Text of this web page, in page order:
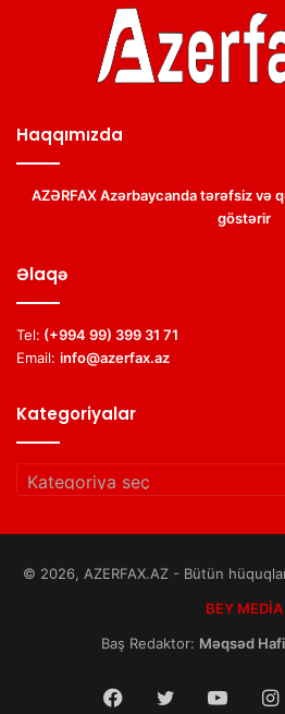
Haqqımızda
AZƏRFAX Azərbaycanda tərəfsiz və
göstərir
Əlaqə
Tel: (+994 99) 399 31 71
Email: info@azerfax.az
Kategoriyalar
Kategoriyalar
© 2026, AZERFAX.AZ - Bütün
BEY MEDİA
Baş Redaktor: Məqsəd
Facebook
Twitter